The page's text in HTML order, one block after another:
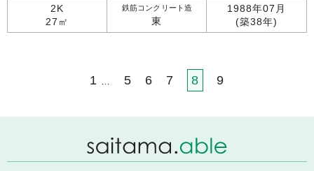
2K
27㎡
鉄筋コンクリート造
東
1988年07月
(築38年)
1 … 5 6 7 8 9